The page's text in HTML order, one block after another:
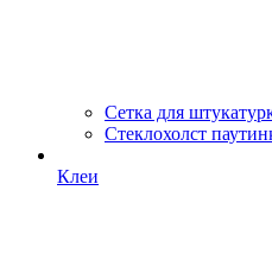
Сетка для
Стеклохолст
Клеи